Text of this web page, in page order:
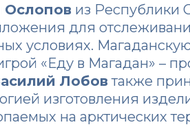
Ослопов из Республики
для
условиях.
«Еду в Магадан» –
Лобов также
изготовления
на арктических